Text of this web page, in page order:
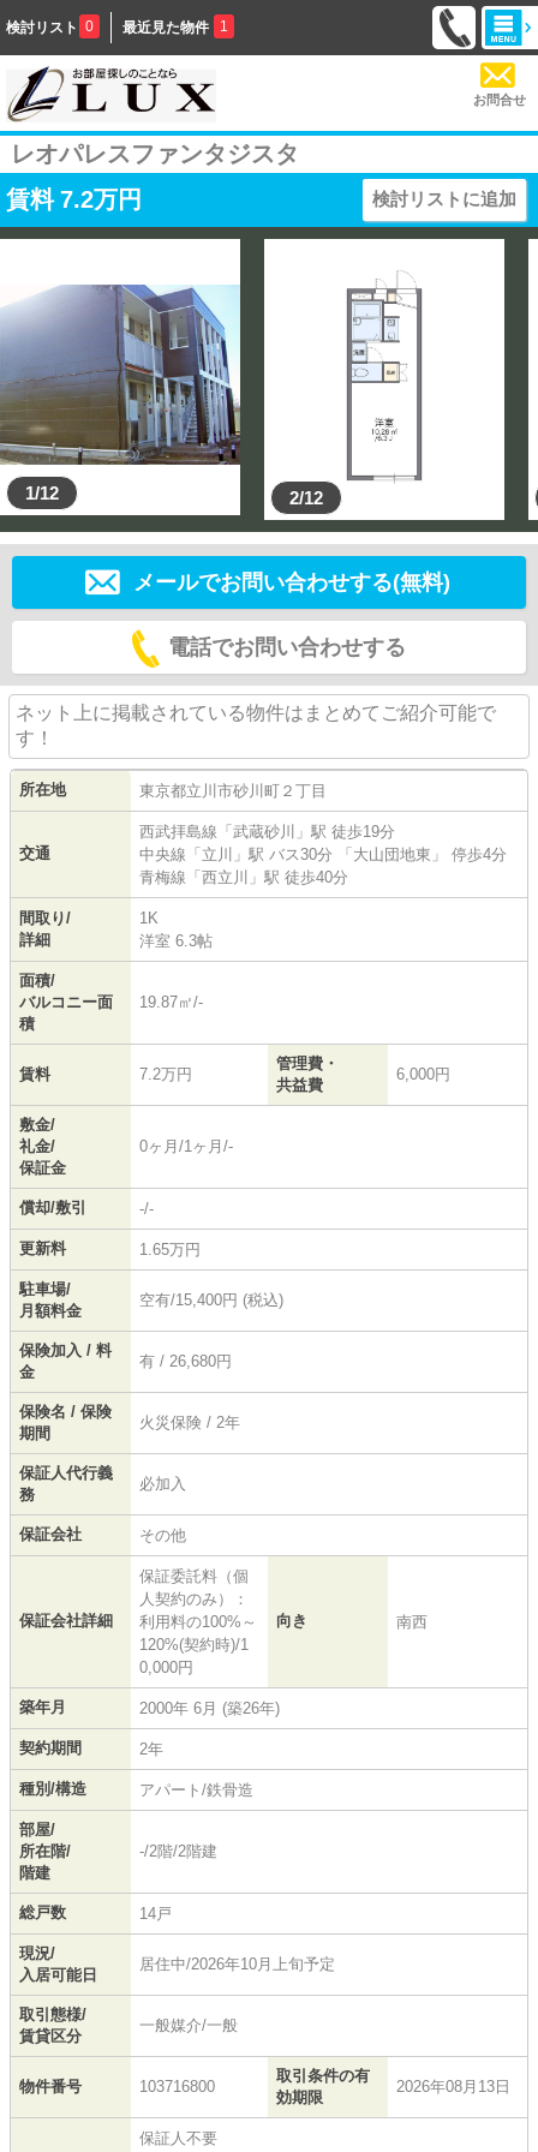
検討リスト 0 最近見た物件 1
お問合せ
レオパレスファンタジスタ
賃料 7.2万円 検討リストに追加
1/12 2/12
メールでお問い合わせする(無料)
電話でお問い合わせする
ネット上に掲載されている物件はまとめてご紹介可能で
す！
所在地 東京都立川市砂川町 ２丁目
交通
西武拝島線 「武蔵砂川 」駅 徒歩19分
中央線 「立川 」駅 バス30分 「大山団地東」 停歩4分
青梅線 「西立川 」駅 徒歩40分
間取り/
詳細
1K
洋室 6.3帖
面積/
バルコニー面
積
19.87㎡/-
賃料 7.2万円
管理費・
共益費
6,000円
敷金/
礼金/
保証金
0ヶ月/1ヶ月/-
償却/敷引 -/-
更新料 1.65万円
駐車場/
月額料金
空有/15,400円 (税込)
保険加入 / 料
金
有 / 26,680円
保険名 / 保険
期間
火災保険 / 2年
保証人代行義
務
必加入
保証会社 その他
保証会社詳細
保証委託料（個
人契約のみ）：
利用料の100%～
120%(契約時)/1
0,000円
向き 南西
築年月 2000年 6月 (築26年)
契約期間 2年
種別/構造 アパート/鉄骨造
部屋/
所在階/
階建
-/2階/2階建
総戸数 14戸
現況/
入居可能日
居住中/2026年10月上旬予定
取引態様/
賃貸区分
一般媒介/一般
物件番号 103716800
取引条件の有
効期限
2026年08月13日
保証人不要